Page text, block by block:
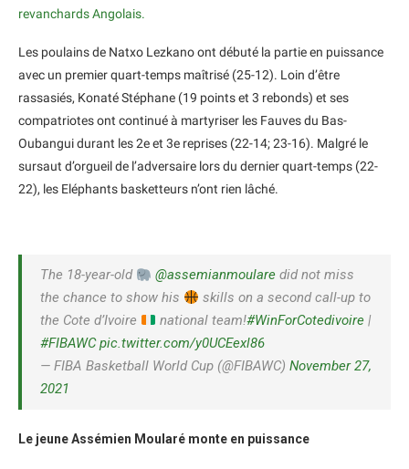
revanchards Angolais.
Les poulains de Natxo Lezkano ont débuté la partie en puissance
avec un premier quart-temps maîtrisé (25-12). Loin d’être
rassasiés, Konaté Stéphane (19 points et 3 rebonds) et ses
compatriotes ont continué à martyriser les Fauves du Bas-
Oubangui durant les 2e et 3e reprises (22-14; 23-16). Malgré le
sursaut d’orgueil de l’adversaire lors du dernier quart-temps (22-
22), les Eléphants basketteurs n’ont rien lâché.
The 18-year-old @assemianmoulare did not miss
the chance to show his
skills on a second call-up to
the Cote d’Ivoire
national team!#WinForCotedivoire |
#FIBAWC pic.twitter.com/y0UCEexl86
— FIBA Basketball World Cup (@FIBAWC) November 27,
2021
Le jeune Assémien Moularé monte en puissance